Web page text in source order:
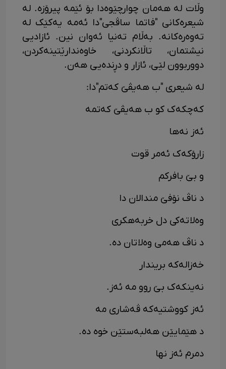
وڵات لە هەمان چوارچێوەدا بۆ ئێمە پیرۆزە. لە
شیعرەکانی "فاتما ساڤجی"دا ئەمە یەکێک لە
تەوەرەکانە. بەڵام تەنیا ئەوان نین. ئازادیی
نیشتمان، تاڵانکردنی، خاوەندارێتینەکردن،
دووربوون لێی، ئازار و دڕندەیی هەن.
لە شیعری "ب هەیڤێ کەتم"دا:
کەچکەک کو ب هەیڤێ کەتمە
ئەز نەها
زارۆکەک ئەمر قوت
و بێ بافرکم
د ناڤ نۆفێ مندالان دا
وەلاتەکی دل خربەهکری
د ناڤ هەمی وەلاتان دە.
خەزالەکە بریندار
نەینکەک بێ روو مە ئەز.
ئەز کووشتیەکە ڤەشاری مە
د هێمایێن هەلبەستێن خوە دە.
دمرم ئەز نها